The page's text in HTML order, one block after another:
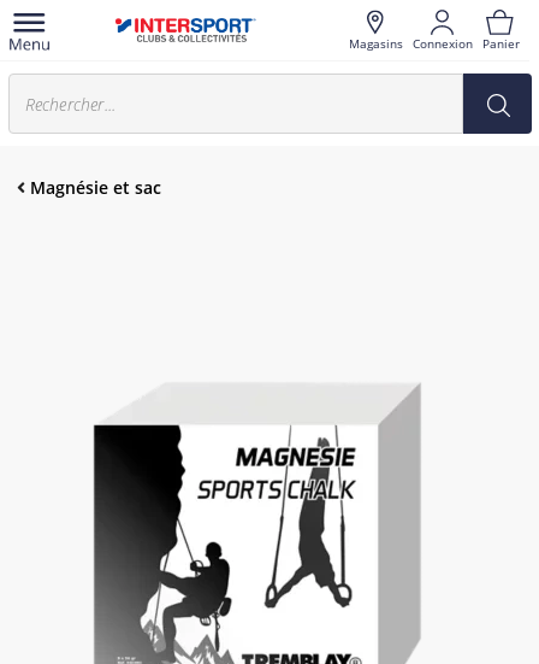
Magasins Connexion Panier
Magnésie et sac